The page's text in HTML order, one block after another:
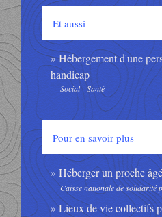
Et aussi
Hébergement d'une
handicap
Social - Santé
Pour en savoir plus
Héberger un proche
Caisse nationale de solidarité
Lieux de vie collectifs